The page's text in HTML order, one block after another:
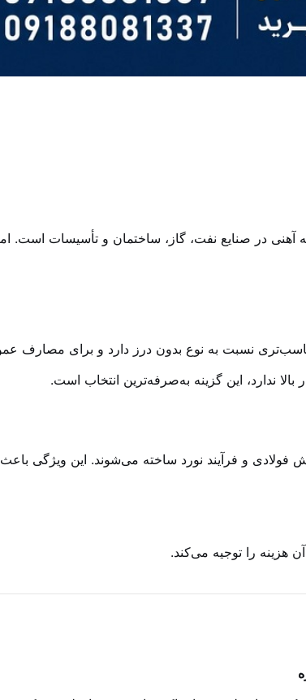
آهنی در صنایع نفت، گاز، ساختمان و تأسیسات است.
نسبت به نوع بدون درز دارد و برای مصارف
ندارد، این گزینه به‌صرفه‌ترین انتخاب است.
فولادی و فرآیند نورد ساخته می‌شوند. این ویژگی
هزینه را توجیه می‌کند.